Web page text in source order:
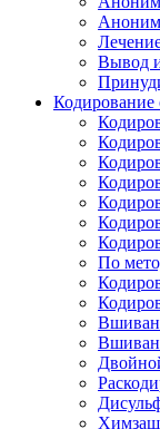
Вывод
Кодирование
По